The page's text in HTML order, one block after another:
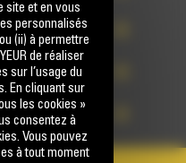
site et en vous
personnalisés
(ii) à permettre
de réaliser
sur l’usage du
En cliquant sur
les cookies »
consentez à
Vous pouvez
à tout moment